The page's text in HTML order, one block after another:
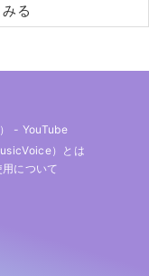
る
- YouTube
）とは
について